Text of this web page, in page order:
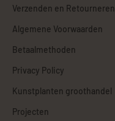
Verzenden en Retourneren
Algemene Voorwaarden
Betaalmethoden
Privacy Policy
Kunstplanten groothandel
Projecten